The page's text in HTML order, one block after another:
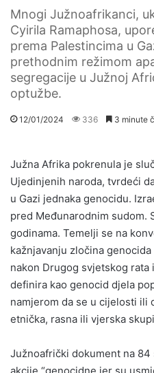
Mnogi Južnoafrikanci,
Cyirila Ramaphosa,
prema Palestincima u
prethodnim režimom
segregacije u Južnoj
optužbe.
12/01/2024 336 3 minute
Južna Afrika pokrenula je
Ujedinjenih naroda, tvrdeći
u Gazi jednaka genocidu.
pred Međunarodnim sudom.
godinama. Temelji se na
kažnjavanju zločina
nakon Drugog svjetskog rata
definira kao genocid djela
namjerom da se u cijelosti ili
etnička, rasna ili vjerska
Južnoafrički dokument na
akcije “genocidne jer su